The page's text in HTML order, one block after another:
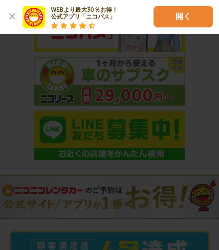
WEBより最大30％お得！
公式アプリ「ニコパス」
開く